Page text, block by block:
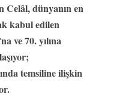
Celâl, dünyanın en
kabul edilen
ve 70. yılına
temsiline ilişkin